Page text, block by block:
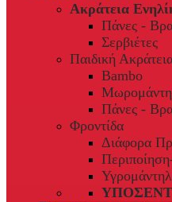
Ακράτεια
Πάνες -
Σερβιέτες
Παιδική
Bambo
Πάνες -
Φροντίδα
Διάφορα